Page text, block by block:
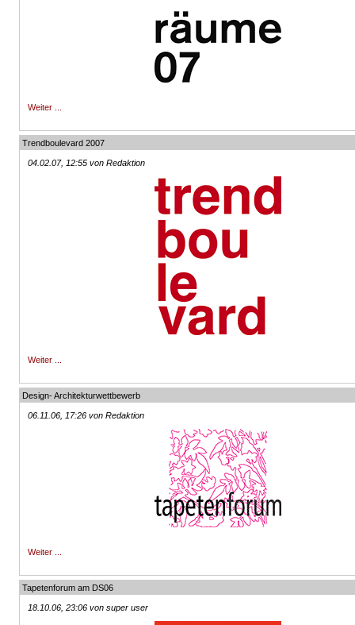
Weiter ...
Trendboulevard 2007
04.02.07, 12:55 von Redaktion
Weiter ...
Design- Architekturwettbewerb
06.11.06, 17:26 von Redaktion
Weiter ...
Tapetenforum am DS06
18.10.06, 23:06 von super user